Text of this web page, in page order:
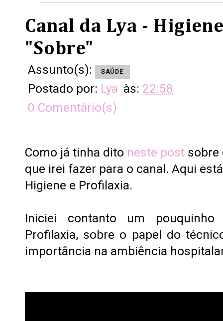
Canal da Lya -
"Sobre"
Assunto(s): SAÚDE
Postado por: Lya às: 22:58
0 Comentário(s)
Como já tinha dito neste post sobre
que irei fazer para o canal. Aqui
Higiene e Profilaxia.
Iniciei contanto um
Profilaxia, sobre o papel do
importância na ambiência